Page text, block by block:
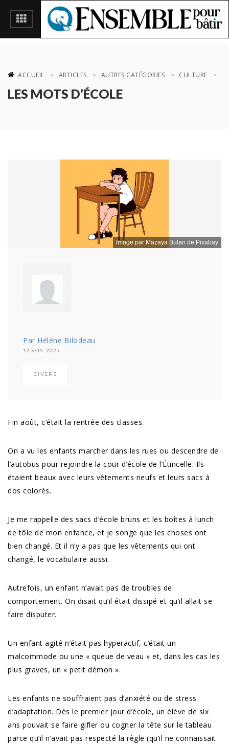
ACCUEIL ARTICLES AUTRES CATÉGORIES CULTURE
LES MOTS D’ÉCOLE
Image par Mazaya Bulan de Pixabay
Par Hélène Bilodeau
12 SEPT. 2025
DIVERS
Fin août, c’était la rentrée des classes.
On a vu les enfants marcher dans les rues ou descendre de
l’autobus pour rejoindre la cour d’école de l’Étincelle. Ils
étaient beaux avec leurs vêtements neufs et leurs sacs à
dos colorés.
Je me rappelle des sacs d’école bruns et les boîtes à lunch
de tôle de mon enfance, et je songe que les choses ont
bien changé. Et il n’y a pas que les vêtements qui ont
changé, le vocabulaire aussi.
Autrefois, un enfant n’avait pas de troubles de
comportement. On disait qu’il était dissipé et qu’il allait se
faire disputer.
Un enfant agité n’était pas hyperactif, c’était un
malcommode ou une « queue de veau » et, dans les cas les
plus graves, un « petit démon ».
Les enfants ne souffraient pas d’anxiété ou de stress
d’adaptation. Dès le premier jour d’école, un élève de six
ans pouvait se faire gifler ou cogner la tête sur le tableau
parce qu’il n’avait pas respecté la règle (qu’il ne connaissait